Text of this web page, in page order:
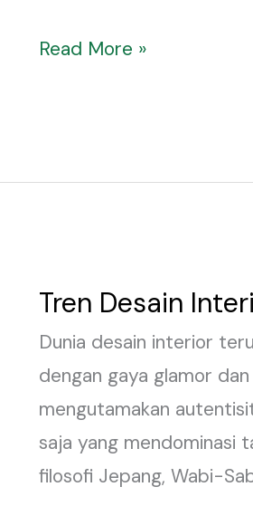
dan
Read More »
Tren Desain
Dunia desain interior
dengan gaya glamor
mengutamakan
saja yang mendominasi
filosofi Jepang, Wabi-
Tren
Desain
Interior
2026:
Wabi-
Sabi